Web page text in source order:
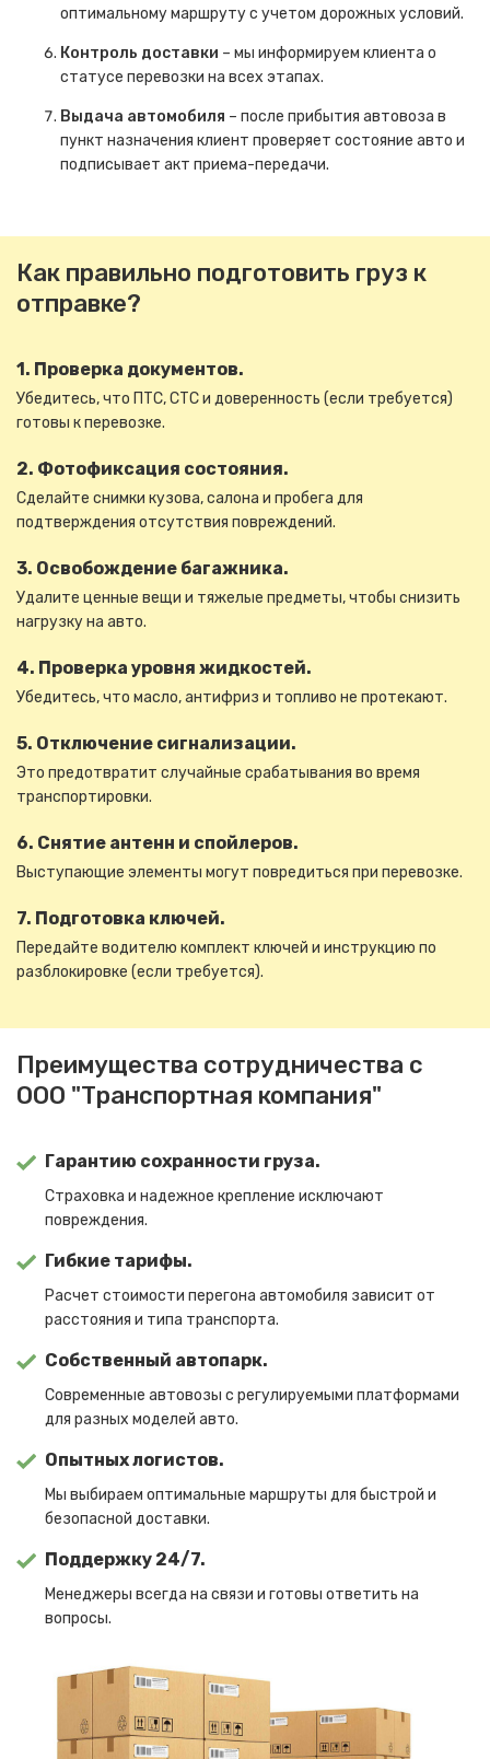
оптимальному маршруту с учетом дорожных условий.
Контроль доставки – мы информируем клиента о
статусе перевозки на всех этапах.
Выдача автомобиля – после прибытия автовоза в
пункт назначения клиент проверяет состояние авто и
подписывает акт приема-передачи.
Как правильно подготовить груз к
отправке?
1. Проверка документов.
Убедитесь, что ПТС, СТС и доверенность (если требуется)
готовы к перевозке.
2. Фотофиксация состояния.
Сделайте снимки кузова, салона и пробега для
подтверждения отсутствия повреждений.
3. Освобождение багажника.
Удалите ценные вещи и тяжелые предметы, чтобы снизить
нагрузку на авто.
4. Проверка уровня жидкостей.
Убедитесь, что масло, антифриз и топливо не протекают.
5. Отключение сигнализации.
Это предотвратит случайные срабатывания во время
транспортировки.
6. Снятие антенн и спойлеров.
Выступающие элементы могут повредиться при перевозке.
7. Подготовка ключей.
Передайте водителю комплект ключей и инструкцию по
разблокировке (если требуется).
Преимущества сотрудничества с
ООО "Транспортная компания"
Гарантию сохранности груза.
Страховка и надежное крепление исключают
повреждения.
Гибкие тарифы.
Расчет стоимости перегона автомобиля зависит от
расстояния и типа транспорта.
Собственный автопарк.
Современные автовозы с регулируемыми платформами
для разных моделей авто.
Опытных логистов.
Мы выбираем оптимальные маршруты для быстрой и
безопасной доставки.
Поддержку 24/7.
Менеджеры всегда на связи и готовы ответить на
вопросы.